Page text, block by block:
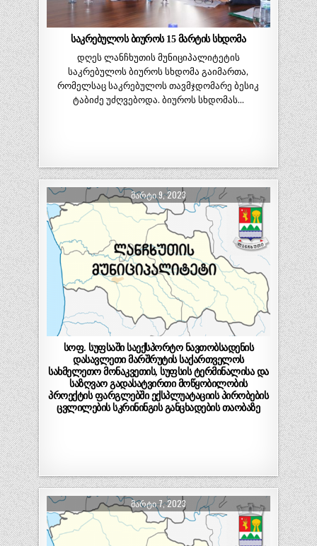
საკრებულოს ბიუროს 15 მარტის სხდომა
დღეს ლანჩხუთის მუნიციპალიტეტის
საკრებულოს ბიუროს სხდომა გაიმართა,
რომელსაც საკრებულოს თავმჯდომარე ბესიკ
ტაბიძე უძღვებოდა. ბიუროს სხდომას…
ᲛᲐᲠᲢᲘ 9, 2023
სოფ. სუფსაში საექსპორტო ნავთობსადენის
დასავლეთი მარშრუტის საქართველოს
სახმელეთო მონაკვეთის, სუფსის ტერმინალისა და
საზღვაო გადასატვირთი მოწყობილობის
პროექტის ფარგლებში ექსპლუატაციის პირობების
ცვლილების სკრინინგის განცხადების თაობაზე
ᲛᲐᲠᲢᲘ 7, 2023